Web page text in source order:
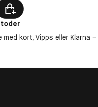
med kort, Vipps eller Klarna